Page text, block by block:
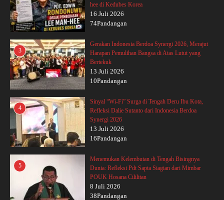
hee di Kedubes Korea
16 Juli 2026
74Pandangan
3
Gerakan Indonesia Berdoa Synergi 2026, Merajut
Harapan Pemulihan Bangsa di Atas Lutut yang
Bertekuk
13 Juli 2026
10Pandangan
4
Sinyal “Wi-Fi” Surga di Tengah Deru Ibu Kota,
Refleksi Dalie Sutanto dari Indonesia Berdoa
Synergi 2026
13 Juli 2026
16Pandangan
5
Menemukan Kelembutan di Tengah Bisingnya
Dunia: Refleksi Pdt Sapta Siagian dari Mimbar
POUK Hosana Cililitan
8 Juli 2026
38Pandangan